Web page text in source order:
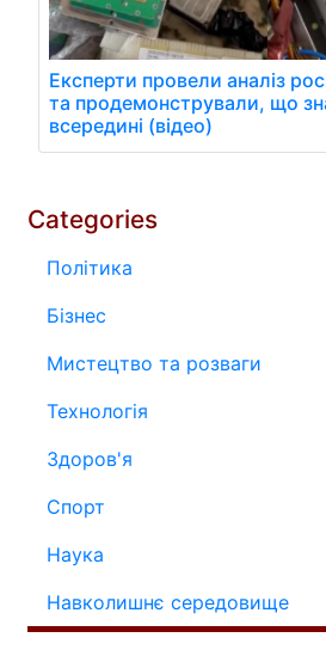
Експерти провели аналіз
та продемонстрували, що
всередині (відео)
Categories
Політика
Бізнес
Мистецтво та розваги
Технологія
Здоров'я
Спорт
Наука
Навколишнє середовище